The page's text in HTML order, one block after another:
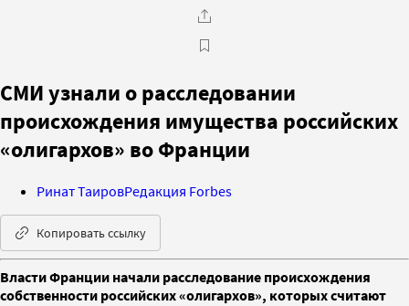
СМИ узнали о расследовании
происхождения имущества российских
«олигархов» во Франции
Ринат ТаировРедакция Forbes
Копировать ссылку
Власти Франции начали расследование происхождения
собственности российских «олигархов», которых считают